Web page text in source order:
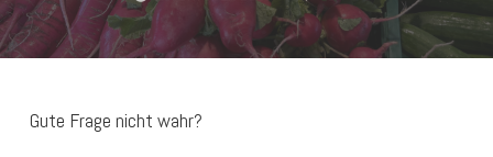
Gute Frage nicht wahr?